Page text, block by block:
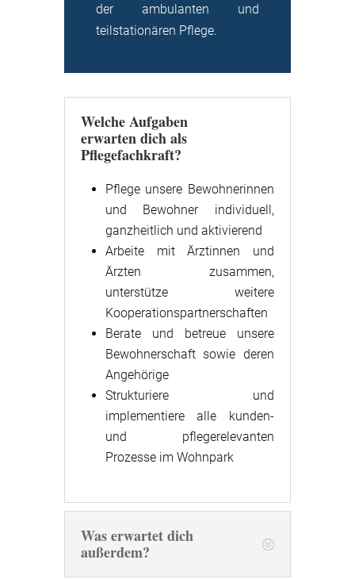
der ambulanten und
teilstationären Pflege.
Welche Aufgaben
erwarten dich als
Pflegefachkraft?
Pflege unsere Bewohnerinnen
und Bewohner individuell,
ganzheitlich und aktivierend
Arbeite mit Ärztinnen und
Ärzten zusammen,
unterstütze weitere
Kooperationspartnerschaften
Berate und betreue unsere
Bewohnerschaft sowie deren
Angehörige
Strukturiere und
implementiere alle kunden-
und pflegerelevanten
Prozesse im Wohnpark
Was erwartet dich
außerdem?